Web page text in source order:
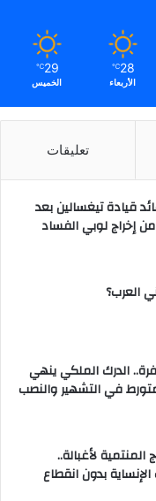
28
℃
الأربعاء
29
℃
الخميس
تعليقات
قيادة تيغسالين بعد
إخراج لوبي الفساد
العرب؟
الدرك الملكي ينهي
في التشهير والنصب
المنتمية لأغبالة..
بدون انقطاع